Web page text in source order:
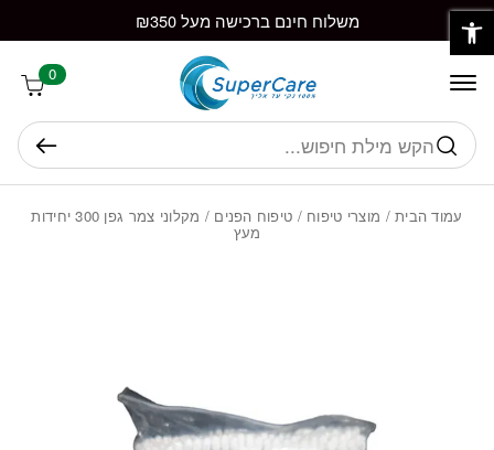
Skip to Content משלוח חינם ברכישה מעל ₪350
0
חיפוש
עמוד הבית/ מוצרי טיפוח / טיפוח הפנים / מקלוני צמר גפן 300 יחידות
מעץ
בחזרה למעלה
פתח סרגל נגישות